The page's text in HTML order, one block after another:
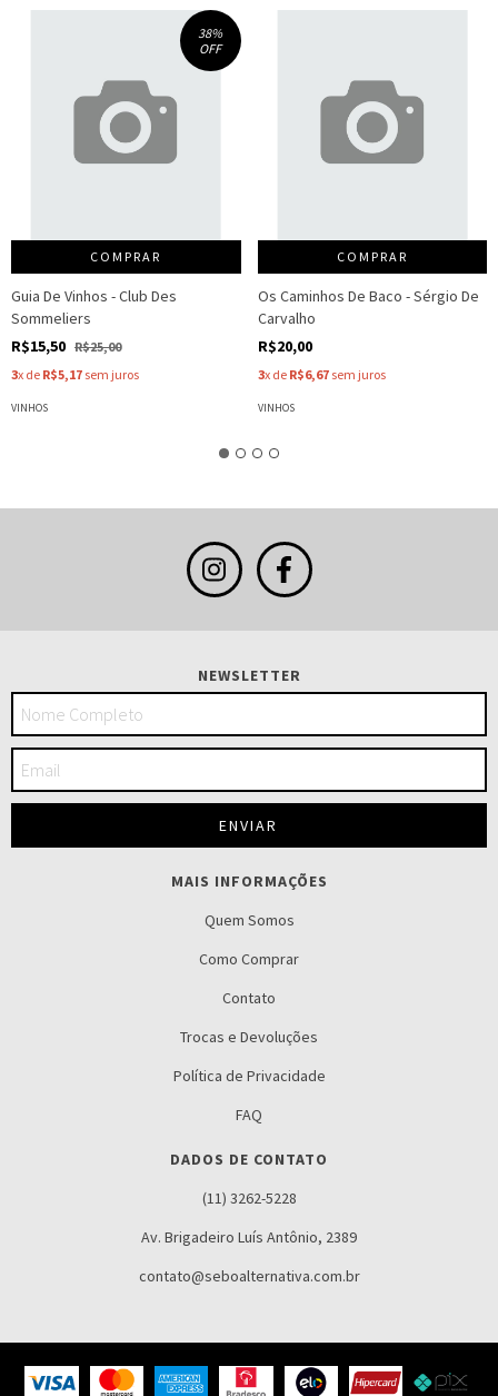
38%
OFF
COMPRAR
Guia De Vinhos - Club Des
Sommeliers
R$15,50 R$25,00
3x de R$5,17 sem juros
VINHOS
COMPRAR
Os Caminhos De Baco - Sérgio De
Carvalho
R$20,00
3x de R$6,67sem juros
VINHOS
NEWSLETTER
MAIS INFORMAÇÕES
Quem Somos
Como Comprar
Contato
Trocas e Devoluções
Política de Privacidade
FAQ
DADOS DE CONTATO
(11) 3262-5228
Av. Brigadeiro Luís Antônio, 2389
contato@seboalternativa.com.br